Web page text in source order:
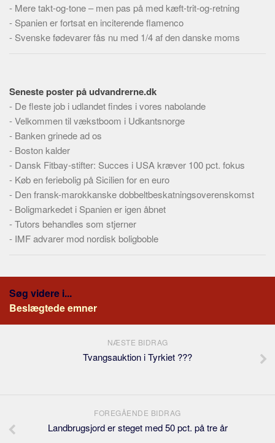
Forhistorien
Redigering
Hjælp
- Mere takt-og-tone – men pas på med kæft-trit-og-retning
- Spanien er fortsat en inciterende flamenco
- Svenske fødevarer fås nu med 1/4 af den danske moms
Seneste poster på udvandrerne.dk
- De fleste job i udlandet findes i vores nabolande
-Velkommen til vækstboom i Udkantsnorge
- Banken grinede ad os
- Boston kalder
- Dansk Fitbay-stifter: Succes i USA kræver 100 pct. fokus
- Køb en feriebolig på Sicilien for en euro
- Den fransk-marokkanske dobbeltbeskatningsoverenskomst
- Boligmarkedet i Spanien er igen åbnet
-Tutors behandles som stjerner
- IMF advarer mod nordisk boligboble
Søg videre i...
Beslægtede emner
NÆSTE BIDRAG
Tvangsauktion i Tyrkiet ???
FOREGÅENDE BIDRAG
Landbrugsjord er steget med 50 pct. på tre år